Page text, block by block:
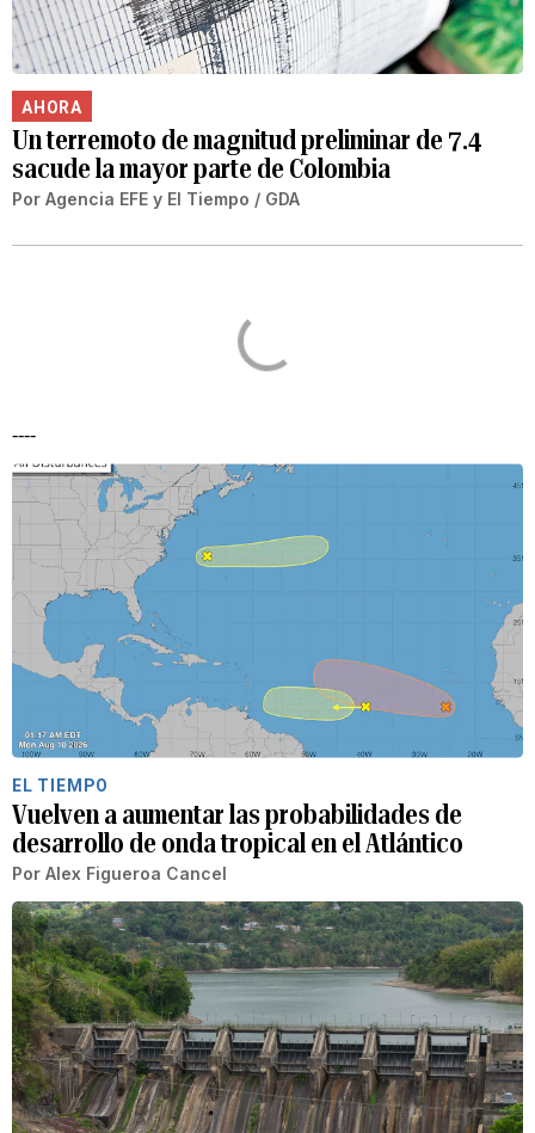
AHORA
Un terremoto de magnitud preliminar de 7.4
sacude la mayor parte de Colombia
Por Agencia EFE y El Tiempo / GDA
----
EL TIEMPO
Vuelven a aumentar las probabilidades de
desarrollo de onda tropical en el Atlántico
Por Alex Figueroa Cancel